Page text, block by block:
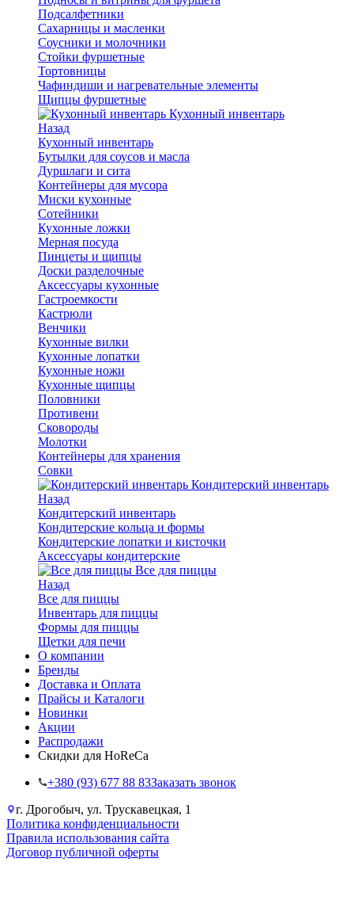
Подсалфетники
Сахарницы и масленки
Соусники и молочники
Стойки фуршетные
Тортовницы
Чафиндиши и нагревательные элементы
Щипцы фуршетные
Кухонный инвентарь
Назад
Кухонный инвентарь
Бутылки для соусов и масла
Дуршлаги и сита
Контейнеры для мусора
Миски кухонные
Сотейники
Кухонные ложки
Мерная посуда
Пинцеты и щипцы
Доски разделочные
Аксессуары кухонные
Гастроемкости
Кастрюли
Венчики
Кухонные вилки
Кухонные лопатки
Кухонные ножи
Кухонные щипцы
Половники
Противени
Сковороды
Молотки
Контейнеры для хранения
Совки
Кондитерский инвентарь
Назад
Кондитерский инвентарь
Кондитерские кольца и формы
Кондитерские лопатки и кисточки
Аксессуары кондитерские
Все для пиццы
Назад
Все для пиццы
Инвентарь для пиццы
Формы для пиццы
Щетки для печи
О компании
Бренды
Доставка и Оплата
Прайсы и Каталоги
Новинки
Акции
Распродажи
Скидки для HoReCa
+38‎0 (93) 677 88 83Заказать звонок
г. Дрогобыч, ул. Трускавецкая, 1
Политика конфиденциальности
Правила использования сайта
Договор публичной оферты